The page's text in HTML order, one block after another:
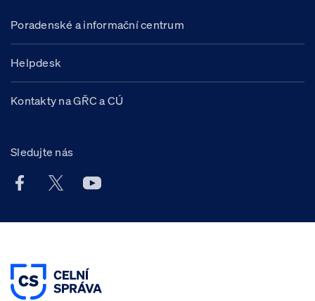
Poradenské a informační centrum
Helpdesk
Kontakty na GŘC a CÚ
Sledujte nás
Facebook účet Celní správy ČR
X účet Celní správy ČR
Youtube účet Celní správy ČR